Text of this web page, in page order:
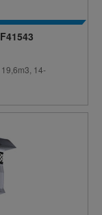
14-